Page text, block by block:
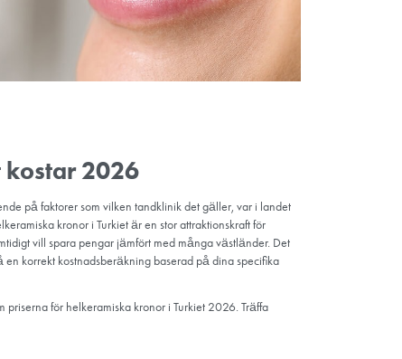
med helkeramiska
är metallfria, vilket är en mycket viktig fördel för personer med
helkeramiska material är en annan fördel. Dessa kronor
reaktioner eller komplikationer.
är kända för sina estetiska egenskaper, men de erbjuder
har låg värmeledningsförmåga, vilket innebär att de är